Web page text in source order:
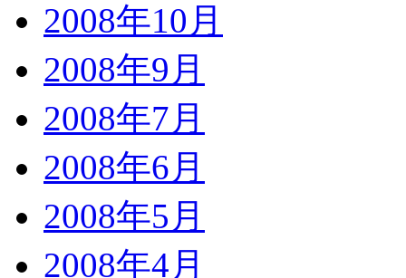
2008年10月
2008年9月
2008年7月
2008年6月
2008年5月
2008年4月